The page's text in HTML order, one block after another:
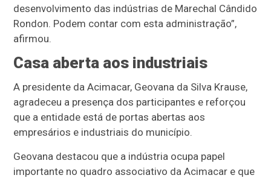
desenvolvimento das indústrias de Marechal Cândido
Rondon. Podem contar com esta administração”,
afirmou.
Casa aberta aos industriais
A presidente da Acimacar, Geovana da Silva Krause,
agradeceu a presença dos participantes e reforçou
que a entidade está de portas abertas aos
empresários e industriais do município.
Geovana destacou que a indústria ocupa papel
importante no quadro associativo da Acimacar e que